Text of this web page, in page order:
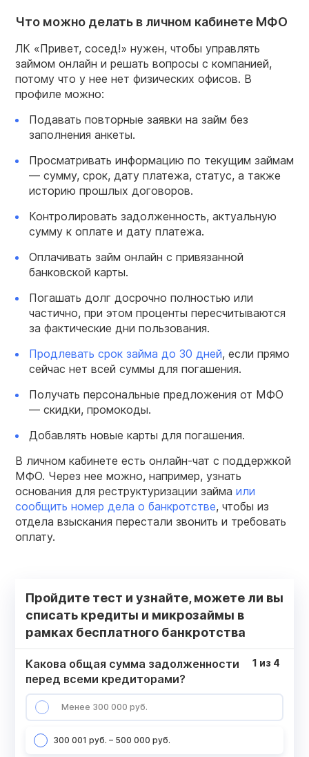
Что можно делать в личном кабинете МФО
ЛК «Привет, сосед!» нужен, чтобы управлять
займом онлайн и решать вопросы с компанией,
потому что у нее нет физических офисов. В
профиле можно:
Подавать повторные заявки на займ без
заполнения анкеты.
Просматривать информацию по текущим займам
— сумму, срок, дату платежа, статус, а также
историю прошлых договоров.
Контролировать задолженность, актуальную
сумму к оплате и дату платежа.
Оплачивать займ онлайн с привязанной
банковской карты.
Погашать долг досрочно полностью или
частично, при этом проценты пересчитываются
за фактические дни пользования.
Продлевать срок займа до 30 дней, если прямо
сейчас нет всей суммы для погашения.
Получать персональные предложения от МФО
— скидки, промокоды.
Добавлять новые карты для погашения.
В личном кабинете есть онлайн-чат с поддержкой
МФО. Через нее можно, например, узнать
основания для реструктуризации займа или
сообщить номер дела о банкротстве, чтобы из
отдела взыскания перестали звонить и требовать
оплату.
Пройдите тест и узнайте, можете ли вы
списать кредиты и микрозаймы в
рамках бесплатного банкротства
Какова общая сумма задолженности
перед всеми кредиторами?
Менее 300 000 руб.
300 001 руб. – 500 000 руб.
1 из 4